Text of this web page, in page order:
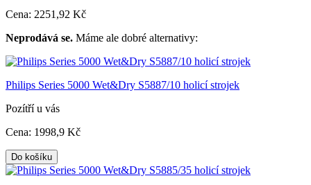
Cena: 2251 ,92 Kč
Neprodává se. Máme ale dobré alternativy:
Philips Series 5000 Wet&Dry S5887/10 holicí strojek
Pozítří u vás
Cena: 1998,9 Kč
Do košíku